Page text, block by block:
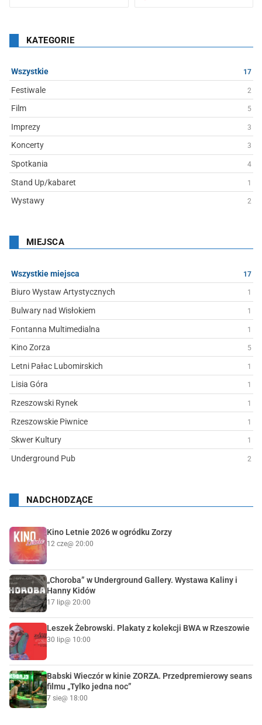
KATEGORIE
Wszystkie 17
Festiwale 2
Film 5
Imprezy 3
Koncerty 3
Spotkania 4
Stand Up/kabaret 1
Wystawy 2
MIEJSCA
Wszystkie miejsca 17
Biuro Wystaw Artystycznych 1
Bulwary nad Wisłokiem 1
Fontanna Multimedialna 1
Kino Zorza 5
Letni Pałac Lubomirskich 1
Lisia Góra 1
Rzeszowski Rynek 1
Rzeszowskie Piwnice 1
Skwer Kultury 1
Underground Pub 2
NADCHODZĄCE
Kino Letnie 2026 w ogródku Zorzy
12 cze@ 20:00
„Choroba” w Underground Gallery. Wystawa Kaliny i
Hanny Kidów
17 lip@ 20:00
Leszek Żebrowski. Plakaty z kolekcji BWA w Rzeszowie
30 lip@ 10:00
Babski Wieczór w kinie ZORZA. Przedpremierowy seans
filmu „Tylko jedna noc”
7 sie@ 18:00